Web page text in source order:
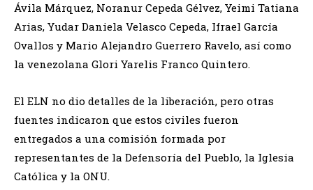
Ávila Márquez, Noranur Cepeda Gélvez, Yeimi Tatiana
Arias, Yudar Daniela Velasco Cepeda, Ifrael García
Ovallos y Mario Alejandro Guerrero Ravelo, así como
la venezolana Glori Yarelis Franco Quintero.
El ELN no dio detalles de la liberación, pero otras
fuentes indicaron que estos civiles fueron
entregados a una comisión formada por
representantes de la Defensoría del Pueblo, la Iglesia
Católica y la ONU.